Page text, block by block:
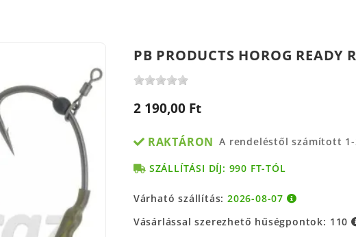
PB PRODUCTS HOROG READY
2 190,00 Ft
RAKTÁRON A rendeléstől számított
SZÁLLÍTÁSI DÍJ: 990 FT-TÓL
Várható szállítás:2026-08-07
Vásárlással szerezhető hűségpontok: 110